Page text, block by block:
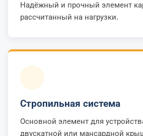
Надёжный и прочный элемент
рассчитанный на нагрузки.
Стропильная система
Основной элемент для
двускатной или мансардной